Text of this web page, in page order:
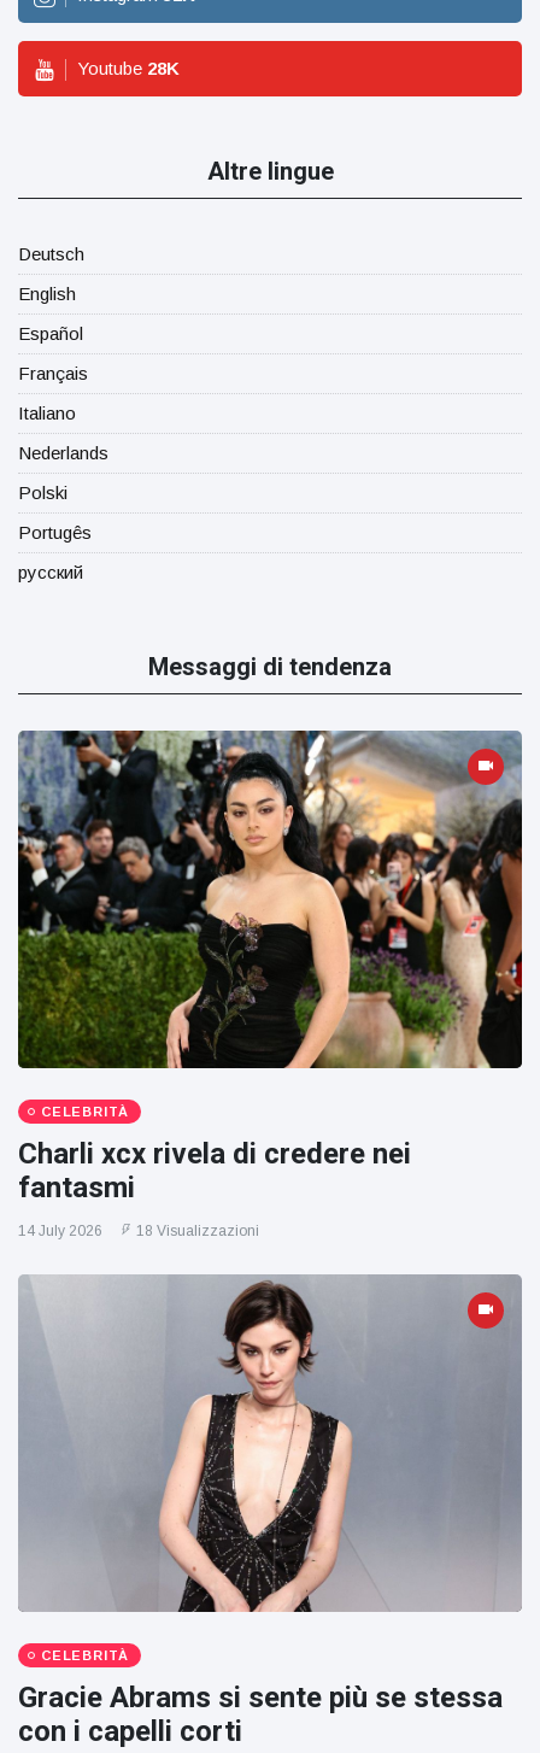
Youtube 28K
Altre lingue
Deutsch
English
Español
Français
Italiano
Nederlands
Polski
Portugês
русский
Messaggi di tendenza
CELEBRITÀ
Charli xcx rivela di credere nei
fantasmi
14 July 2026 18 Visualizzazioni
CELEBRITÀ
Gracie Abrams si sente più se stessa
con i capelli corti